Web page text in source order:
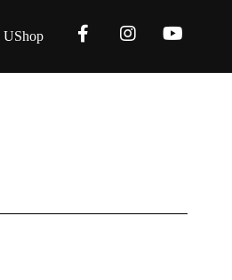
UShop